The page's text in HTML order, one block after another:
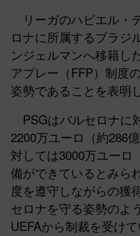
リーガのハビエル・
ロナに所属するブラジ
ンジェルマンへ移籍し
アプレー（FFP）制度
姿勢であることを表明
PSGはバルセロナに
2200万ユーロ（約286
対しては3000万ユーロ
備ができているとみら
度を遵守しながらの獲
セロナを守る姿勢のよ
UEFAから制裁を受けて